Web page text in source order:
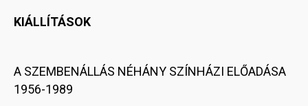
KIÁLLÍTÁSOK
A SZEMBENÁLLÁS NÉHÁNY SZÍNHÁZI ELŐADÁSA
1956-1989